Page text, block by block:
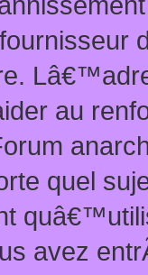
au
quel
avez